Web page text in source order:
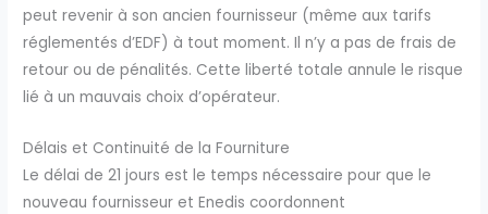
peut revenir à son ancien fournisseur (même aux tarifs
réglementés d’EDF) à tout moment. Il n’y a pas de frais de
retour ou de pénalités. Cette liberté totale annule le risque
lié à un mauvais choix d’opérateur.
Délais et Continuité de la Fourniture
Le délai de 21 jours est le temps nécessaire pour que le
nouveau fournisseur et Enedis coordonnent